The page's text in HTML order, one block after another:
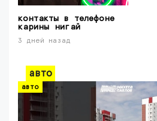
контакты в телефоне
карины нигай
3 дней назад
авто
авто